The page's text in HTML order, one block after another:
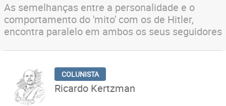
As semelhanças entre a personalidade e o
comportamento do 'mito' com os de Hitler,
encontra paralelo em ambos os seus seguidores
Ricardo Kertzman